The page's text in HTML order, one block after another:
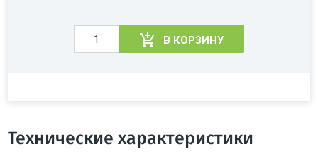
В КОРЗИНУ
Технические характеристики